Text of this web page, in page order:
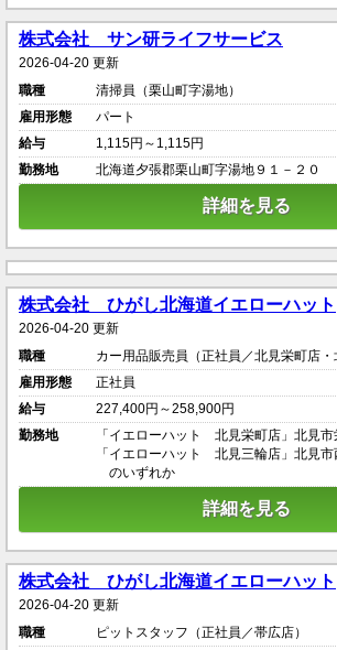
株式会社 サン研ライフサービス
2026-04-20 更新
職種
清掃員（栗山町字湯地）
雇用形態
パート
給与
1,115円～1,115円
勤務地
北海道夕張郡栗山町字湯地９１－２０
詳細を見る
株式会社 ひがし北海道イエローハット
2026-04-20 更新
職種
カー用品販売員（正社員／北見栄町店・
雇用形態
正社員
給与
227,400円～258,900円
勤務地
「イエローハット 北見栄町店」北見市
「イエローハット 北見三輪店」北見市
のいずれか
詳細を見る
株式会社 ひがし北海道イエローハット
2026-04-20 更新
職種
ピットスタッフ（正社員／帯広店）